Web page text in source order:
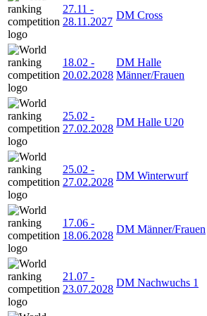
27.11 -
28.11.2027
DM Cross
18.02 -
20.02.2028
DM Halle
Männer/Frauen
25.02 -
27.02.2028
DM Halle U20
25.02 -
27.02.2028
DM Winterwurf
17.06 -
18.06.2028
DM Männer/Frauen
21.07 -
23.07.2028
DM Nachwuchs 1